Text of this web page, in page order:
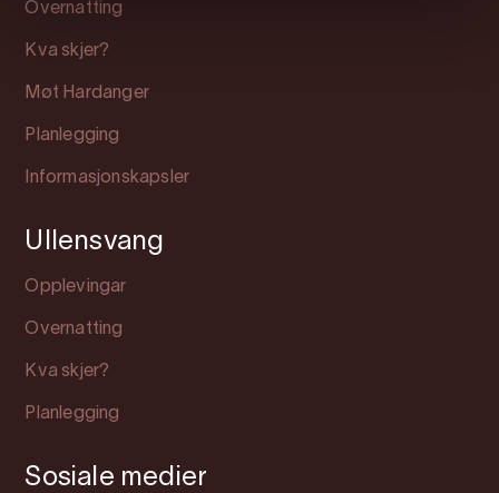
Overnatting
Kva skjer?
Møt Hardanger
Planlegging
Informasjonskapsler
Ullensvang
Opplevingar
Overnatting
Kva skjer?
Planlegging
Sosiale medier